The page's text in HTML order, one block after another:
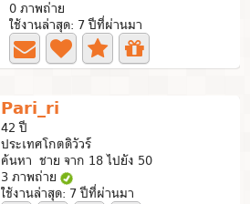
0 ภาพถ่าย
ใช้งานล่าสุด: 7 ปีที่ผ่านมา
Pari_ri
42 ปี
ประเทศโกตดิวัวร์
ค้นหา ชาย จาก 18 ไปยัง 50
3 ภาพถ่าย
ใช้งานล่าสุด: 7 ปีที่ผ่านมา